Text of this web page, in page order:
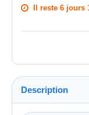
Il reste 6 jours
Description